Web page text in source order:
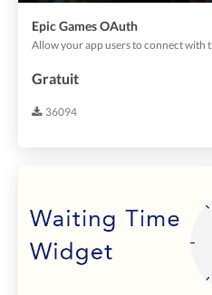
Epic Games OAuth
Allow your app users to connect with
Gratuit
36094